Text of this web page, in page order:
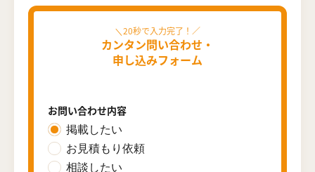
カンタン問い合わせ・
申し込みフォーム
お問い合わせ内容
掲載したい
お見積もり依頼
相談したい